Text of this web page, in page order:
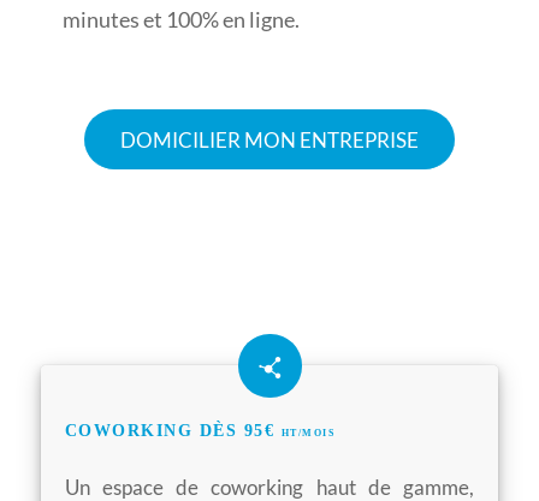
minutes et 100% en ligne.
DOMICILIER MON ENTREPRISE
COWORKING DÈS 95€ HT/MOIS
Un espace de coworking haut de gamme,